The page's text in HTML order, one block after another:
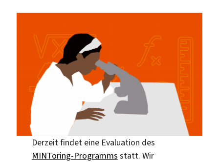
Derzeit findet eine Evaluation des
MINToring-Programms statt. Wir